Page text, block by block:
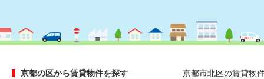
京都の区から賃貸物件を探す
京都市北区の賃貸物